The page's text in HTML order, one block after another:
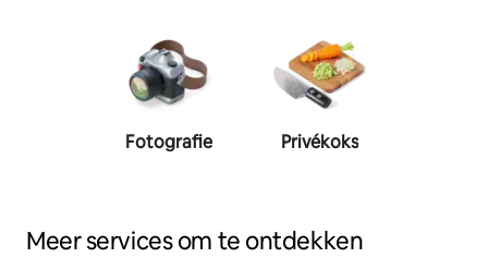
Fotografie Privékoks
Meer services om te ontdekken